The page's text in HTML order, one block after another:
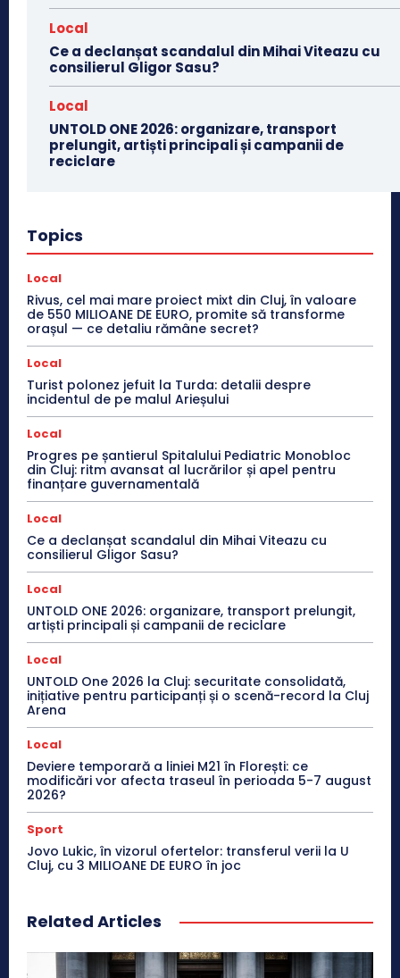
Local
Ce a declanșat scandalul din Mihai Viteazu cu
consilierul Gligor Sasu?
Local
UNTOLD ONE 2026: organizare, transport
prelungit, artiști principali și campanii de
reciclare
Topics
Local
Rivus, cel mai mare proiect mixt din Cluj, în valoare
de 550 MILIOANE DE EURO, promite să transforme
orașul — ce detaliu rămâne secret?
Local
Turist polonez jefuit la Turda: detalii despre
incidentul de pe malul Arieșului
Local
Progres pe șantierul Spitalului Pediatric Monobloc
din Cluj: ritm avansat al lucrărilor și apel pentru
finanțare guvernamentală
Local
Ce a declanșat scandalul din Mihai Viteazu cu
consilierul Gligor Sasu?
Local
UNTOLD ONE 2026: organizare, transport prelungit,
artiști principali și campanii de reciclare
Local
UNTOLD One 2026 la Cluj: securitate consolidată,
inițiative pentru participanți și o scenă-record la Cluj
Arena
Local
Deviere temporară a liniei M21 în Florești: ce
modificări vor afecta traseul în perioada 5-7 august
2026?
Sport
Jovo Lukic, în vizorul ofertelor: transferul verii la U
Cluj, cu 3 MILIOANE DE EURO în joc
Related Articles